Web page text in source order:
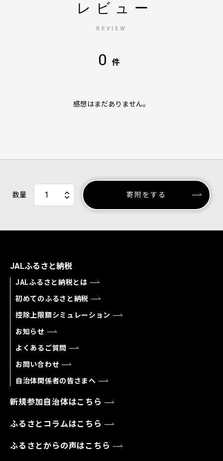
レビュー
REVIEW
0 件
感想はまだありません。
数量 寄附をする
JALふるさと納税
JALふるさと納税とは
初めてのふるさと納税
控除上限額シミュレーション
お知らせ
よくあるご質問
お問い合わせ
自治体関係者の皆さまへ
新規参加自治体はこちら
ふるさとコラムはこちら
ふるさとからの声はこちら